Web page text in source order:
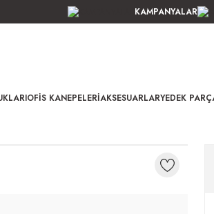
KAMPANYALAR
OFIS KANEPELERIAKSESUARLARYEDEK